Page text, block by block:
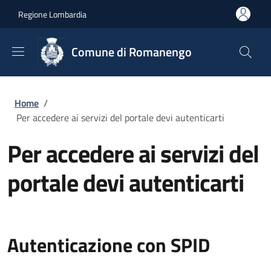
Regione Lombardia
Comune di Romanengo
Briciole di pane
Home /
Per accedere ai servizi del portale devi autenticarti
Per accedere ai servizi del
portale devi autenticarti
Autenticazione con SPID